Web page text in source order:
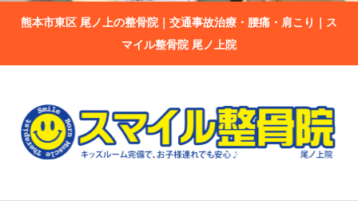
熊本市東区 尾ノ上の整骨院｜交通事故治療・腰痛・肩こり｜ス
マイル整骨院 尾ノ上院